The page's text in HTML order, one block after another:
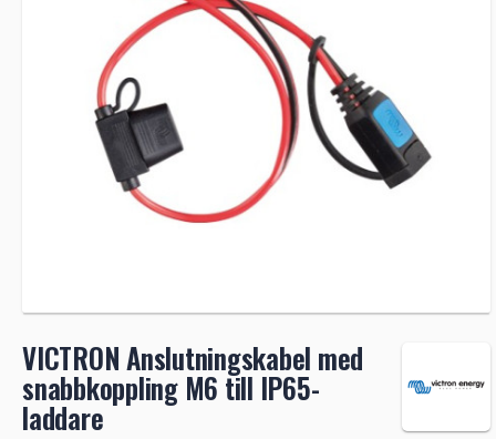
VICTRON Anslutningskabel med
snabbkoppling M6 till IP65-
laddare